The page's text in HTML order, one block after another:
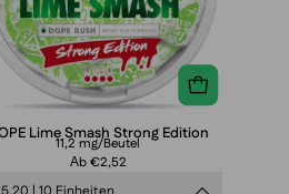
Lime Smash Strong Edition
11,2 mg/Beutel
Аb €2,52